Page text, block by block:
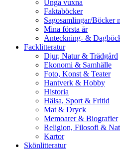
Unga vuxna
Faktaböcker
Sagosamlingar/Böcker
Mina första år
Anteckning- &
Facklitteratur
Djur, Natur & Trädgård
Ekonomi & Samhälle
Foto, Konst & Teater
Hantverk & Hobby
Historia
Hälsa, Sport & Fritid
Mat & Dryck
Memoarer & Biografier
Religion, Filosofi &
Kartor
Skönlitteratur